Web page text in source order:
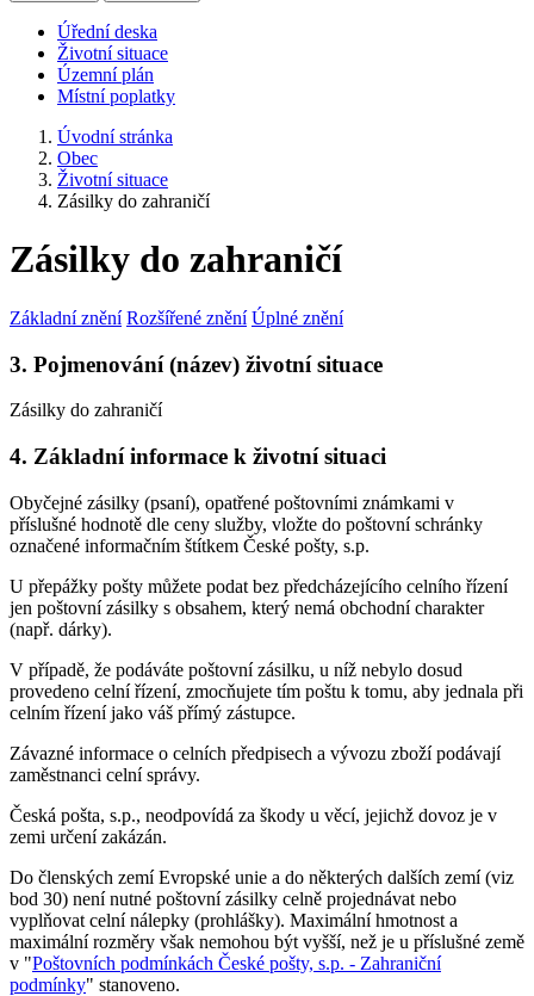
Úřední deska
Životní situace
Územní plán
Místní poplatky
Úvodní stránka
Obec
Životní situace
Zásilky do zahraničí
Zásilky do zahraničí
Základní znění Rozšířené znění Úplné znění
3. Pojmenování (název) životní situace
Zásilky do zahraničí
4. Základní informace k životní situaci
Obyčejné zásilky (psaní), opatřené poštovními známkami v
příslušné hodnotě dle ceny služby, vložte do poštovní schránky
označené informačním štítkem České pošty, s.p.
U přepážky pošty můžete podat bez předcházejícího celního řízení
jen poštovní zásilky s obsahem, který nemá obchodní charakter
(např. dárky).
V případě, že podáváte poštovní zásilku, u níž nebylo dosud
provedeno celní řízení, zmocňujete tím poštu k tomu, aby jednala při
celním řízení jako váš přímý zástupce.
Závazné informace o celních předpisech a vývozu zboží podávají
zaměstnanci celní správy.
Česká pošta, s.p., neodpovídá za škody u věcí, jejichž dovoz je v
zemi určení zakázán.
Do členských zemí Evropské unie a do některých dalších zemí (viz
bod 30) není nutné poštovní zásilky celně projednávat nebo
vyplňovat celní nálepky (prohlášky). Maximální hmotnost a
maximální rozměry však nemohou být vyšší, než je u příslušné země
v "Poštovních podmínkách České pošty, s.p. - Zahraniční
podmínky" stanoveno.